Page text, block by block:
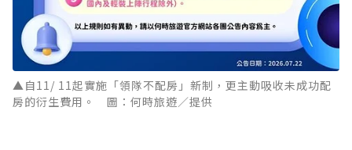
▲自11/ 11起實施「領隊不配房」新制，更主動吸收未成功配
房的衍生費用。 圖：何時旅遊／提供